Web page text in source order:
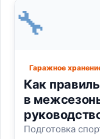
🔧
Гаражное
Как
в
Подготовка